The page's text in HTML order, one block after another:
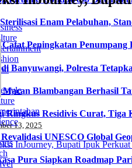
Enam Pelabuhan,
Peningkatan
Banyuwangi, Polresta
Macan Blambangan Berhasil
Ringkus Residivis Curat, Tiga
UNESCO Global
Pura Siapkan Roadmap
13, 2025